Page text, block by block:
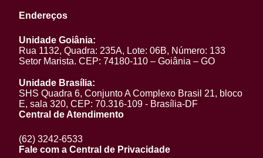
Endereços
Unidade Goiânia:
Rua 1132, Quadra: 235A, Lote: 06B, Número: 133
Setor Marista. CEP: 74180-110 – Goiânia – GO
Unidade Brasília:
SHS Quadra 6, Conjunto A Complexo Brasil 21, bloco
E, sala 320, CEP: 70.316-109 - Brasília-DF
Central de Atendimento
(62) 3242-6533
Fale com a Central de Privacidade